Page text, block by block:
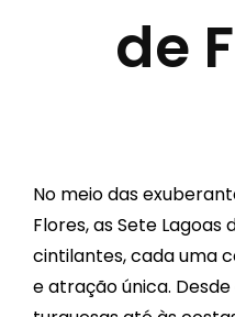
de
No meio das
Flores, as Sete
cintilantes, cada uma
e atração única.